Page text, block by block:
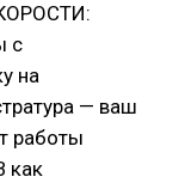
с
на
— ваш
работы
как